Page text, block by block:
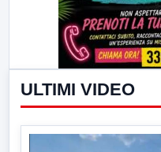
ULTIMI VIDEO